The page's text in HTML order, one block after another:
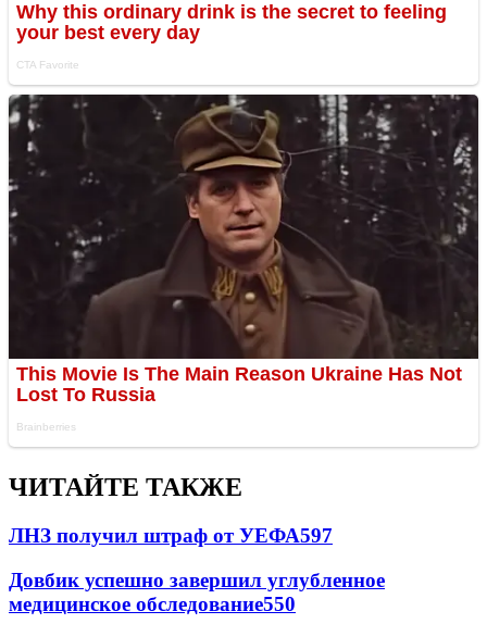
ЧИТАЙТЕ ТАКЖЕ
ЛНЗ получил штраф от УЕФА597
Довбик успешно завершил углубленное
медицинское обследование550